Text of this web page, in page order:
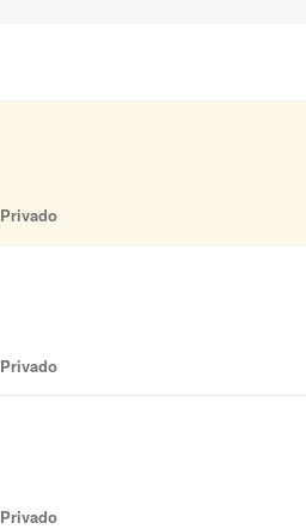
Privado
Privado
Privado